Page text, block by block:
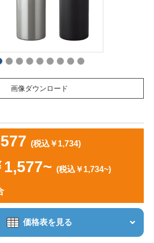
画像ダウンロード
(税込￥1,734)
1,577~ (税込￥1,734~)
価格表を見る